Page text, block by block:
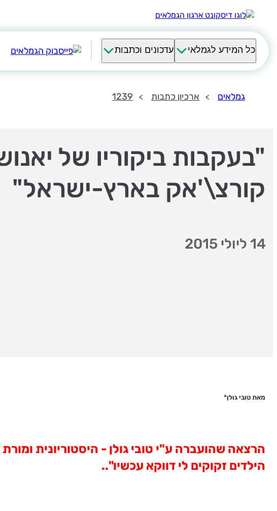
כל המידע לגמלאי עדכונים וכתבות
גמלאים ארכיון כתבות 1239
"בעקבות ביקוריו של
קורצ\'אק בארץ-ישראל"
14 ליולי 2015
מאת טובי גולן*
הילדים זקוקים לי דווקא עכשיו"..